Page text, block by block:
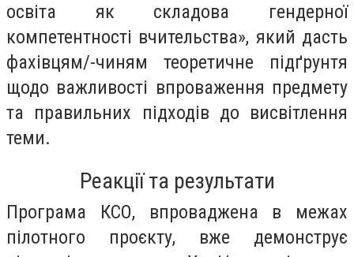
освіта як складова гендерної
компетентності вчительства», який дасть
фахівцям/-чиням теоретичне підґрунтя
щодо важливості впроваження предмету
та правильних підходів до висвітлення
теми.
Реакції та результати
Програма КСО, впроваджена в межах
пілотного проєкту, вже демонструє